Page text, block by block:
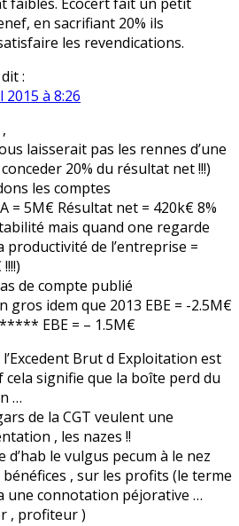
en sacrifiant 20% ils
les revendications.
dit :
2015 à 8:26
laisserait pas les rennes d’une
20% du résultat net !!!)
les comptes
= 5M€ Résultat net = 420k€ 8%
mais quand one regarde
productivité de l’entreprise =
de compte publié
gros idem que 2013 EBE = -2.5M€
EBE = – 1.5M€
Brut d Exploitation est
cela signifie que la boîte perd du
…
de la CGT veulent une
, les nazes !!
d’hab le vulgus pecum à le nez
, sur les profits (le terme
une connotation péjorative …
, profiteur )